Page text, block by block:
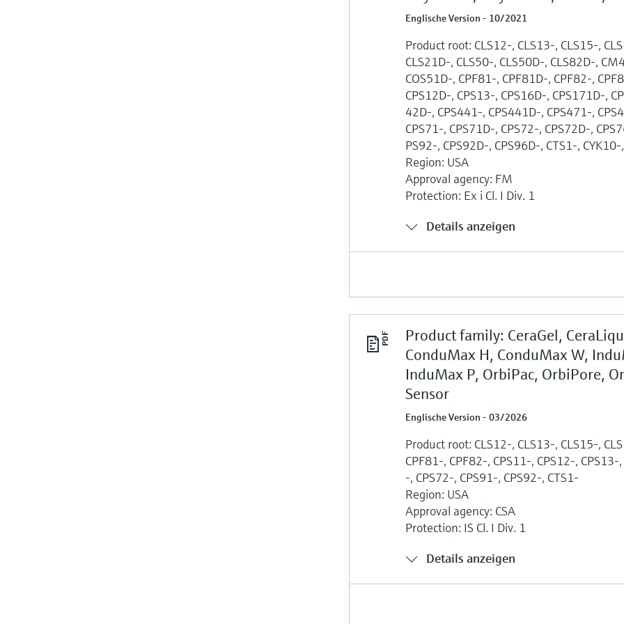
Englische Version - 10/2021
Product root: CLS12-, CLS13-, CLS15-,
CLS21D-, CLS50-, CLS50D-, CLS82D-,
COS51D-, CPF81-, CPF81D-, CPF82-,
CPS12D-, CPS13-, CPS16D-, CPS171D-,
42D-, CPS441-, CPS441D-, CPS471-,
CPS71-, CPS71D-, CPS72-, CPS72D-,
PS92-, CPS92D-, CPS96D-, CTS1-,
Region: USA
Approval agency: FM
Protection: Ex i Cl. I Div. 1
Details anzeigen
Product family: CeraGel,
ConduMax H, ConduMax W,
InduMax P, OrbiPac, OrbiPore,
Sensor
Englische Version - 03/2026
Product root: CLS12-, CLS13-, CLS15-,
CPF81-, CPF82-, CPS11-, CPS12-, CPS13-
-, CPS72-, CPS91-, CPS92-, CTS1-
Region: USA
Approval agency: CSA
Protection: IS Cl. I Div. 1
Details anzeigen